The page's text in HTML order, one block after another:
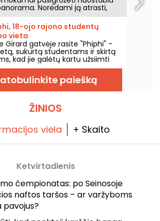
Norėdami ją atrasti,
į vieną iš kultinių Paryžiaus
parduotuvių "Galeries
kad nuo jos stogo atsivertų
Paryžiaus panorama... ir tai
18-ojo rajono studentų
vieta
Girard gatvėje rasite "Phiphi" -
sukurtą studentams ir skirtą
kad jie galėtų kartu užsiimti
dalyvauti žaidimų vakaruose,
paiešką
ŽINIOS
viela + Skaito
Ketvirtadienis
čempionatas: po Seinosoje
naftos taršos – ar varžyboms
pavojus?